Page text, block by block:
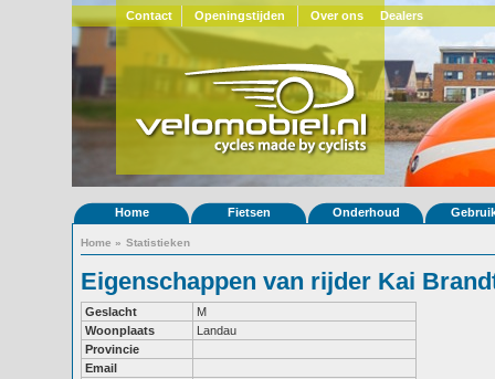
Contact Openingstijden Over ons Dealers
Home Fietsen Onderhoud
Home » Statistieken
Eigenschappen van rijder Kai
Geslacht
M
Woonplaats
Landau
Provincie
Email